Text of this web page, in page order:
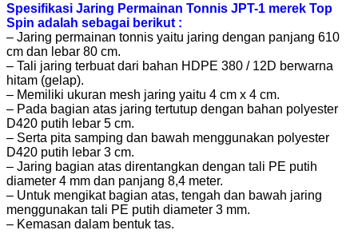
Spesifikasi Jaring Permainan Tonnis JPT-1 merek Top
Spin adalah sebagai berikut :
– Jaring permainan tonnis yaitu jaring dengan panjang 610
cm dan lebar 80 cm.
– Tali jaring terbuat dari bahan HDPE 380 / 12D berwarna
hitam (gelap).
– Memiliki ukuran mesh jaring yaitu 4 cm x 4 cm.
– Pada bagian atas jaring tertutup dengan bahan polyester
D420 putih lebar 5 cm.
– Serta pita samping dan bawah menggunakan polyester
D420 putih lebar 3 cm.
– Jaring bagian atas direntangkan dengan tali PE putih
diameter 4 mm dan panjang 8,4 meter.
– Untuk mengikat bagian atas, tengah dan bawah jaring
menggunakan tali PE putih diameter 3 mm.
– Kemasan dalam bentuk tas.